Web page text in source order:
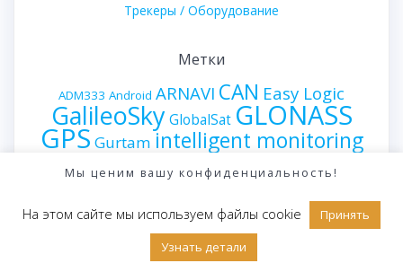
Трекеры / Оборудование
Метки
ADM333 Android ARNAVI CAN Easy Logic
GalileoSky GlobalSat GLONASS
GPS Gurtam intelligent monitoring
iON Connect iRZ Online ModBus
Wialon
Wialon IPS
ГК Эскорт ДУТНавтелеком
Неоматика СМАРТ СибСвязь Технотон
автономный маяк датчик топлива
Мы ценим вашу конфиденциальность!
На этом сайте мы используем файлы cookie
Принять
Узнать детали